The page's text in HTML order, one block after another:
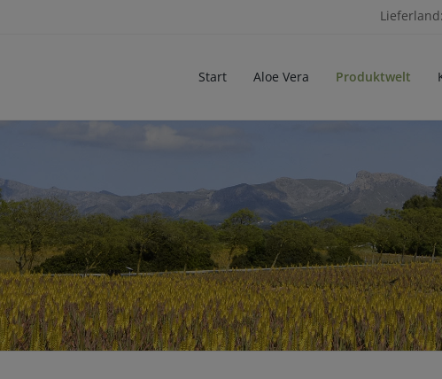
Lieferland:
Start Aloe Vera Produktwelt